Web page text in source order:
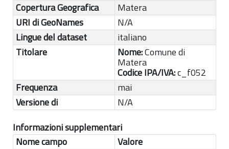
Copertura Geografica
Matera
URI di GeoNames
N/A
Lingue del dataset
italiano
Titolare
Nome:Comune di
Matera
Codice IPA/IVA:c_f052
Frequenza
mai
Versione di
N/A
Informazioni supplementari
Nome campo
Valore